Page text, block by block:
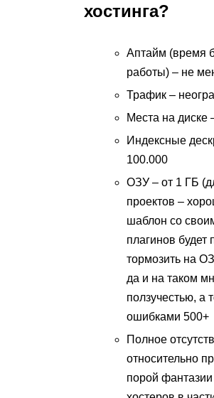
хостинга?
Аптайм (время
работы) – не
Трафик –
Места на диске
Индексные
100.000
ОЗУ – от 1 ГБ
проектов –
шаблон со
плагинов будет
тормозить на
да и на таком
ползучестью, а
ошибками 500+
Полное
относительно
порой